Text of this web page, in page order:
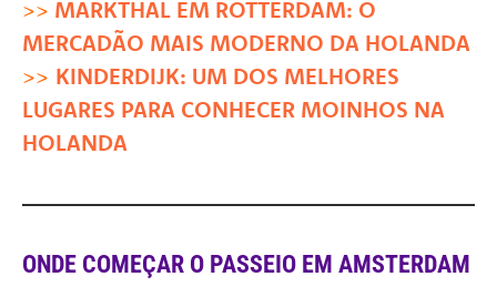
>> MARKTHAL EM ROTTERDAM: O
MERCADÃO MAIS MODERNO DA HOLANDA
>> KINDERDIJK: UM DOS MELHORES
LUGARES PARA CONHECER MOINHOS NA
HOLANDA
ONDE COMEÇAR O PASSEIO EM AMSTERDAM